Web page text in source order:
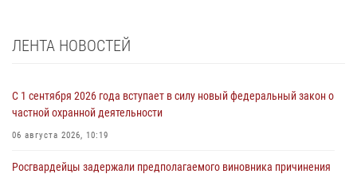
ЛЕНТА НОВОСТЕЙ
С 1 сентября 2026 года вступает в силу новый федеральный закон о
частной охранной деятельности
06 августа 2026, 10:19
Росгвардейцы задержали предполагаемого виновника причинения